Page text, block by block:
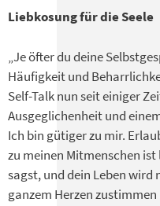
Liebkosung für die Seele
„Je öfter du deine
Häufigkeit und
Self-Talk nun seit einiger
Ausgeglichenheit und
Ich bin gütiger zu mir.
zu meinen Mitmenschen
sagst, und dein Leben wird
ganzem Herzen zustimmen